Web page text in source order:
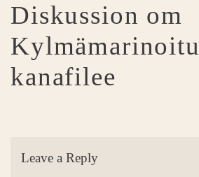
Diskussion om
Kylmämarinoitu
kanafilee
Leave a Reply